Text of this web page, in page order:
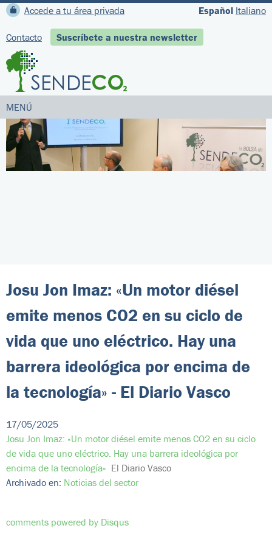
Español Italiano
Accede a tu área privada
Contacto Suscríbete a nuestra newsletter
MENÚ
Josu Jon Imaz: «Un motor diésel
emite menos CO2 en su ciclo de
vida que uno eléctrico. Hay una
barrera ideológica por encima de
la tecnología» - El Diario Vasco
17/05/2025
Josu Jon Imaz: «Un motor diésel emite menos CO2 en su ciclo
de vida que uno eléctrico. Hay una barrera ideológica por
encima de la tecnología» El Diario Vasco
Archivado en: Noticias del sector
comments powered by Disqus